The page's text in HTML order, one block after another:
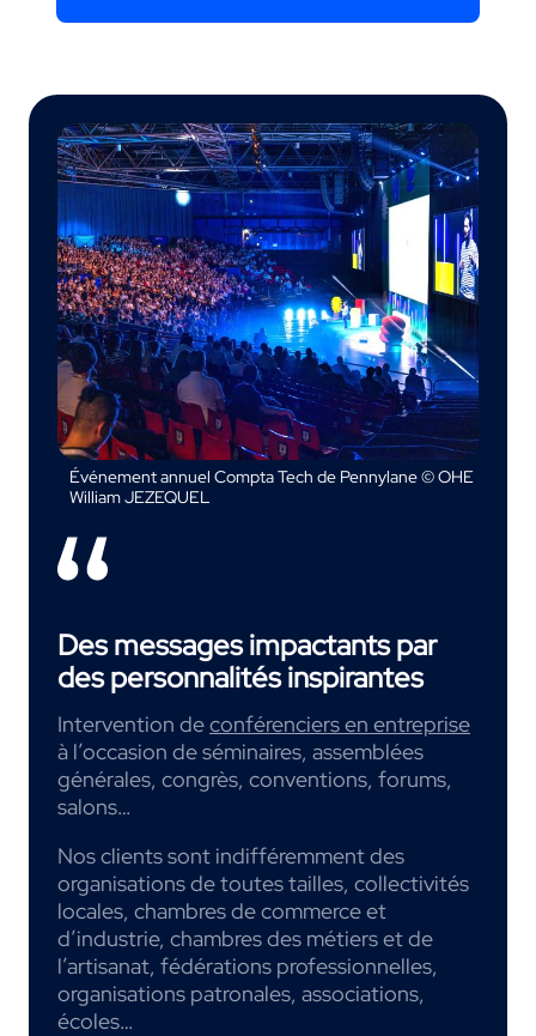
Événement annuel Compta Tech de Pennylane © OHE
William JEZEQUEL
Des messages impactants par
des personnalités inspirantes
Intervention deconférenciers en entreprise
à l’occasion de séminaires, assemblées
générales, congrès, conventions, forums,
salons…
Nos clients sont indifféremment des
organisations de toutes tailles, collectivités
locales, chambres de commerce et
d’industrie, chambres des métiers et de
l’artisanat, fédérations professionnelles,
organisations patronales, associations,
écoles…